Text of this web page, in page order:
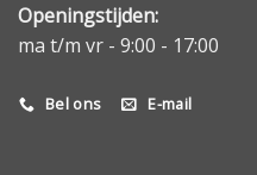
Openingstijden:
ma t/m vr - 9:00 - 17:00
Bel ons E-mail